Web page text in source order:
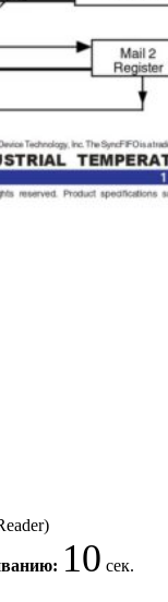
10 сек.